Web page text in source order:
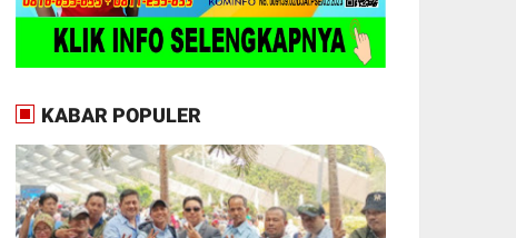
KABAR POPULER